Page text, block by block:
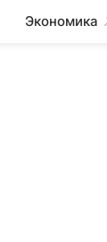
Экономика